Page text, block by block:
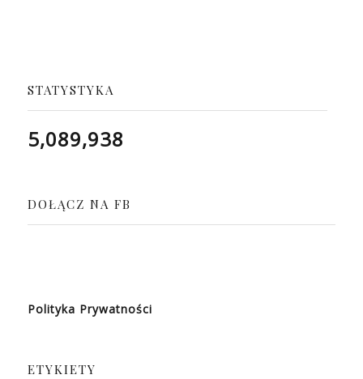
STATYSTYKA
5,089,938
DOŁĄCZ NA FB
Polityka Prywatności
ETYKIETY